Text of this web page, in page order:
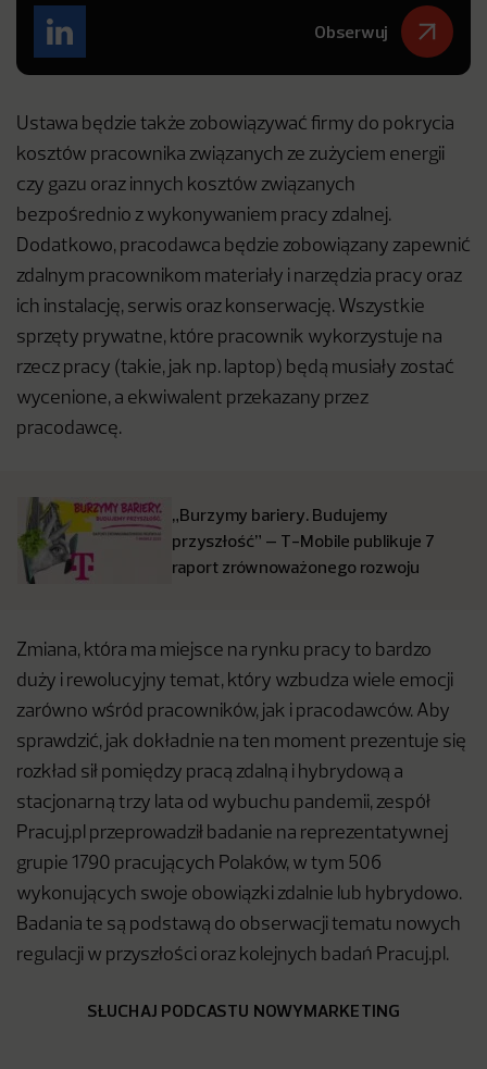
Obserwuj
Ustawa będzie także zobowiązywać firmy do pokrycia
kosztów pracownika związanych ze zużyciem energii
czy gazu oraz innych kosztów związanych
bezpośrednio z wykonywaniem pracy zdalnej.
Dodatkowo, pracodawca będzie zobowiązany zapewnić
zdalnym pracownikom materiały i narzędzia pracy oraz
ich instalację, serwis oraz konserwację. Wszystkie
sprzęty prywatne, które pracownik wykorzystuje na
rzecz pracy (takie, jak np. laptop) będą musiały zostać
wycenione, a ekwiwalent przekazany przez
pracodawcę.
„Burzymy bariery. Budujemy
przyszłość” – T-Mobile publikuje 7
raport zrównoważonego rozwoju
Zmiana, która ma miejsce na rynku pracy to bardzo
duży i rewolucyjny temat, który wzbudza wiele emocji
zarówno wśród pracowników, jak i pracodawców. Aby
sprawdzić, jak dokładnie na ten moment prezentuje się
rozkład sił pomiędzy pracą zdalną i hybrydową a
stacjonarną trzy lata od wybuchu pandemii, zespół
Pracuj.pl przeprowadził badanie na reprezentatywnej
grupie 1790 pracujących Polaków, w tym 506
wykonujących swoje obowiązki zdalnie lub hybrydowo.
Badania te są podstawą do obserwacji tematu nowych
regulacji w przyszłości oraz kolejnych badań Pracuj.pl.
SŁUCHAJ PODCASTU NOWYMARKETING